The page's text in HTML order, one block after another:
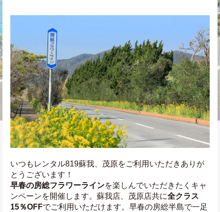
いつもレンタル819蘇我、茂原をご利用いただきありが
とうございます！
早春の房総フラワーラインを楽しんでいただきたくキャ
ンペーンを開催します。蘇我店、茂原店共に全クラス
15％OFFでご利用いただけます。早春の房総半島で一足